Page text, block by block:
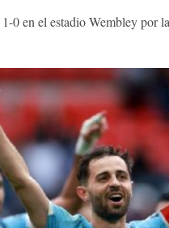
1-0 en el estadio Wembley por